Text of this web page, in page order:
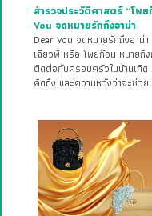
สำรวจประวัติศาสตร์ “โพ
You จดหมายรักถึงอาม่า
Dear You จดหมายรักถึงอาม่
เฉียวพี หรือ โพยก๊วน หมายถึง
ติดต่อกับครอบครัวในบ้านเกิด
คิดถึง และความหวังว่าจะช่ว